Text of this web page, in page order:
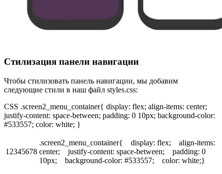
Стилизация панели навигации
Чтобы стилизовать панель навигации, мы добавим
следующие стили в наш файл styles.css:
CSS .screen2_menu_container{ display: flex; align-items: center;
justify-content: space-between; padding: 0 10px; background-color:
#533557; color: white; }
12345678
.screen2_menu_container{ display: flex; align-items:
center; justify-content: space-between; padding: 0
10px; background-color: #533557; color: white;}